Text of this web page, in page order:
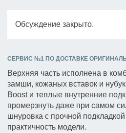
Обсуждение закрыто.
СЕРВИС №1 ПО ДОСТАВКЕ
Верхняя часть исполнена в
замши, кожаных вставок и
Boost и теплые внутренние
промерзнуть даже при самом
шнуровка с прочной
практичность модели.